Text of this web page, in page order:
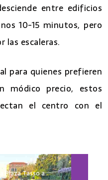
entre edificios
10-15 minutos, pero
las escaleras.
para quienes prefieren
módico precio, estos
el centro con el
Plaza Tasso a